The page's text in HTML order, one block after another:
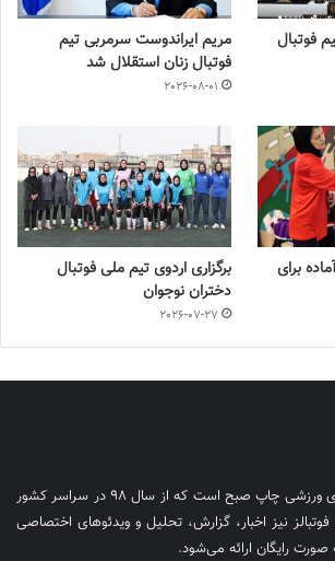
فوتبال
مریم ایراندوست سرمربی تیم
فوتبال زنان استقلال شد
2026-08-01
برای
برگزاری اردوی تیم ملی فوتبال
دختران نوجوان
2026-07-27
روزنامه فوتبالز، روزنامه ای ورزشی چاپ صبح است که از سال ۹۸ در سراسر کشور
نیز اخبار، گزارش، تحلیل و ویدئوهای اختصاصی
رایگان ارائه می‌شود.